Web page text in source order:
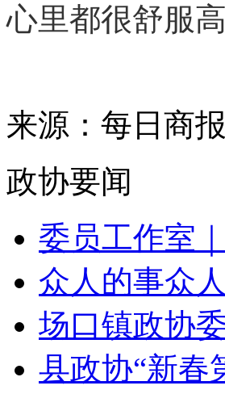
心里都很舒服
来源：每日商
政协要闻
委员工作室
众人的事众
场口镇政协
县政协“新春